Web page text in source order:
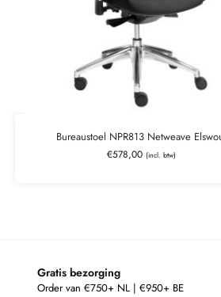
Bureaustoel NPR813 Netweave
€578,00 (incl. btw)
Gratis bezorging
Order van €750+ NL | €950+ BE